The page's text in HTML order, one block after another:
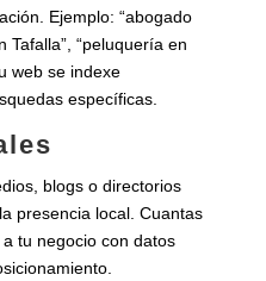
Ejemplo: “abogado
Tafalla”, “peluquería en
web se indexe
específicas.
blogs o directorios
presencia local. Cuantas
tu negocio con datos